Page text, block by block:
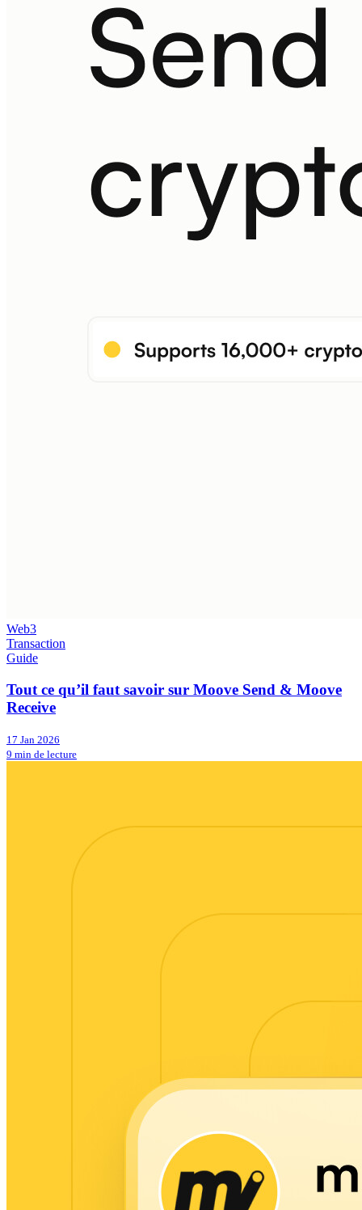
Web3
Transaction
Guide
Tout ce qu’il faut savoir sur Moove Send & Moove
Receive
17 Jan 2026
9 min de lecture